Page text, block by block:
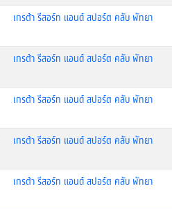
เกรต้า รีสอร์ท แอนด์ สปอร์ต คลับ พัทยา
เกรต้า รีสอร์ท แอนด์ สปอร์ต คลับ พัทยา
เกรต้า รีสอร์ท แอนด์ สปอร์ต คลับ พัทยา
เกรต้า รีสอร์ท แอนด์ สปอร์ต คลับ พัทยา
เกรต้า รีสอร์ท แอนด์ สปอร์ต คลับ พัทยา